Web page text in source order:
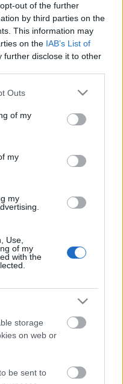
out of the further
by third parties on the
This information may
on the IAB’s List of
further disclose it to other
one or more Google
You may click to
its third-party tags to
in below Google
Outs
of my
my
my
Use,
of my
with the
storage
on web or
be sent to
milánói operaházban
anyagát tették
jelmez,
Az 1998-ban indult
címe, az évad, a
megnyitásával azt
és operarajongók
akik eddig nem sokat
élő
honlapján.